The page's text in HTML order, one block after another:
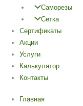
Саморезы
Сетка
Cертификаты
Акции
Услуги
Калькулятор
Контакты
Главная